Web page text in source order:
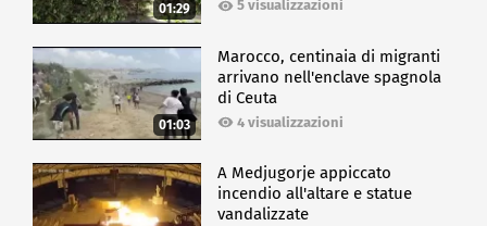
01:29 5 visualizzazioni
01:03
Marocco, centinaia di migranti
arrivano nell'enclave spagnola
di Ceuta
4 visualizzazioni
A Medjugorje appiccato
incendio all'altare e statue
vandalizzate